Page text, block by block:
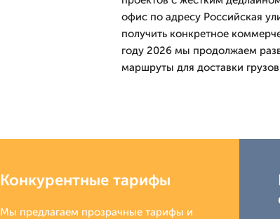
офис по адресу Российская
получить конкретное
году 2026 мы продолжаем
маршруты для доставки
Конкурентные тарифы
Мы предлагаем прозрачные тарифы и